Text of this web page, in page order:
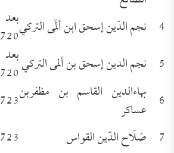
4 نجم الدّين إسحق ابن ألمَى التركيبعد
720
5 نجم الدين إسحق بن ألمى التركيبعد
720
6 بهاءالدين القاسم بن مظفربن
عساكر 723
7 صَلَاح الدّين القواس 723